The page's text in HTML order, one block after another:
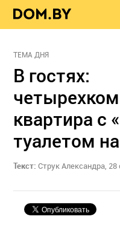
ТЕМА ДНЯ
В гостях:
квартира с
туалетом
Текст: Струк Александра, 28